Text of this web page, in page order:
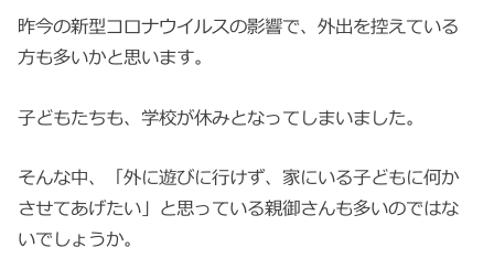
昨今の新型コロナウイルスの影響で、外出を控えている
方も多いかと思います。
子どもたちも、学校が休みとなってしまいました。
そんな中、「外に遊びに行けず、家にいる子どもに何か
させてあげたい」と思っている親御さんも多いのではな
いでしょうか。